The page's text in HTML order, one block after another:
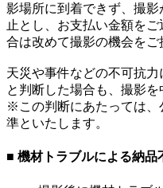
影場所に到着できず、撮
止とし、お支払い金額を
合は改めて撮影の機会をご
天災や事件などの不可抗
と判断した場合も、撮影を
※この判断にあたっては、
準といたします。
■ 機材トラブルによる納品